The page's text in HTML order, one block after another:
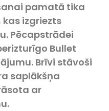
pamatā tika
izgriezts
Pēcapstrādei
Bullet
Brīvi stāvoši
saplākšņa
ar